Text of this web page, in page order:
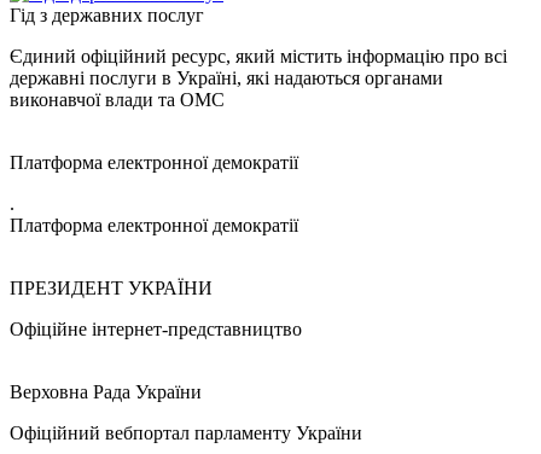
Гід з державних послуг
Єдиний офіційний ресурс, який містить інформацію про всі
державні послуги в Україні, які надаються органами
виконавчої влади та ОМС
Платформа електронної демократії
.
Платформа електронної демократії
ПРЕЗИДЕНТ УКРАЇНИ
Офіційне інтернет-представництво
Верховна Рада України
Офіційний вебпортал парламенту України